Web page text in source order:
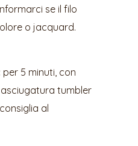
se il filo
o jacquard.
5 minuti, con
tumbler
al